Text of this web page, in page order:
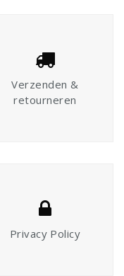
Verzenden &
retourneren
Privacy Policy